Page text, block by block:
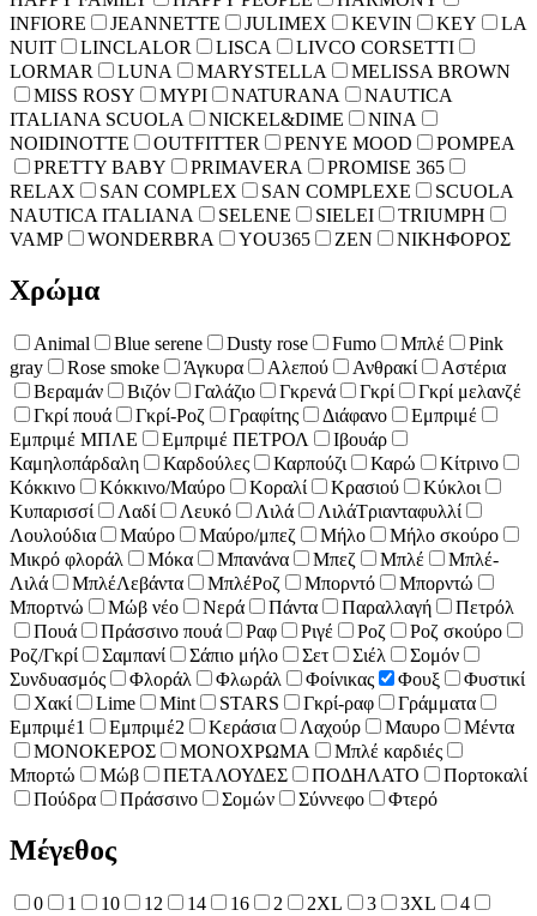
INFIORE
JEANNETTE JULIMEX KEVIN KEY
LA
NUIT
LINCLALOR LISCA
LIVCO CORSETTI
LORMAR
LUNA MARYSTELLA
MELISSA BROWN
MISS ROSY
MYPI NATURANA
NAUTICA
ITALIANA SCUOLA
NICKEL&DIME
NINA
NOIDINOTTE
OUTFITTER PENYE MOOD
POMPEA
PRETTY BABY
PRIMAVERA
PROMISE 365
RELAX
SAN COMPLEX SAN COMPLEXE
SCUOLA
NAUTICA ITALIANA
SELENE SIELEI
TRIUMPH
VAMP
WONDERBRA YOU365 ZEN ΝΙΚΗΦΟΡΟΣ
Χρώμα
Animal Blue serene Dusty rose Fumo Mπλέ
Pink
gray
Rose smoke Άγκυρα Αλεπού Ανθρακί
Αστέρια
Βεραμάν
Βιζόν Γαλάζιο Γκρενά Γκρί
Γκρί μελανζέ
Γκρί πουά
Γκρί-Ροζ Γραφίτης Διάφανο
Εμπριμέ
Εμπριμέ ΜΠΛΕ
Εμπριμέ ΠΕΤΡΟΛ
Ιβουάρ
Καμηλοπάρδαλη
Καρδούλες Καρπούζι Καρώ
Κίτρινο
Κόκκινο
Κόκκινο/Μαύρο Κοραλί Κρασιού
Κύκλοι
Κυπαρισσί
Λαδί Λευκό Λιλά
ΛιλάΤριανταφυλλί
Λουλούδια
Μαύρο Μαύρο/μπεζ Μήλο
Μήλο σκούρο
Μικρό φλοράλ
Μόκα Μπανάνα Μπεζ Μπλέ
Μπλέ-
Λιλά
ΜπλέΛεβάντα ΜπλέΡοζ Μπορντό
Μπορντώ
Μπορτνώ
Μώβ νέο Νερά Πάντα Παραλλαγή
Πετρόλ
Πουά
Πράσσινο πουά Ραφ Ριγέ Ροζ
Ροζ σκούρο
Ροζ/Γκρί
Σαμπανί Σάπιο μήλο Σετ Σιέλ
Σομόν
Συνδυασμός
Φλοράλ Φλωράλ Φοίνικας Φουξ
Φυστικί
Χακί
Lime Mint STARS Γκρί-ραφ
Γράμματα
Εμπριμέ1
Εμπριμέ2 Κεράσια Λαχούρ Μαυρο
Μέντα
ΜΟΝΟΚΕΡΟΣ
ΜΟΝΟΧΡΩΜΑ
Μπλέ καρδιές
Μπορτώ
Μώβ ΠΕΤΑΛΟΥΔΕΣ ΠΟΔΗΛΑΤΟ
Πορτοκαλί
Πούδρα
Πράσσινο Σομών Σύννεφο Φτερό
Μέγεθος
0 1 10 12 14 16 2 2XL 3 3XL
4